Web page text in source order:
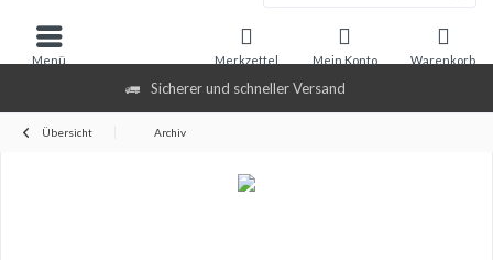
Sicherer und schneller Versand
Warenkorb
Merkzettel Mein Konto
Menü
Übersicht Archiv